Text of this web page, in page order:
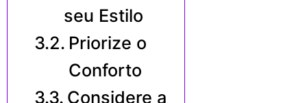
seu Estilo
Priorize o
Conforto
Considere a